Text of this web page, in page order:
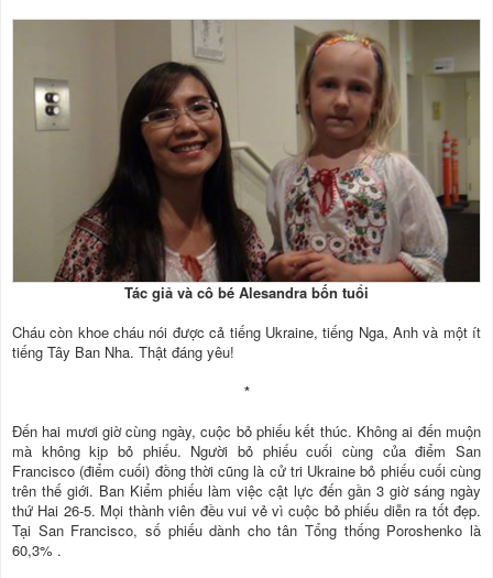
Tác giả và cô bé Alesandra bốn tuổi
Cháu còn khoe cháu nói được cả tiếng Ukraine, tiếng Nga, Anh và một ít
tiếng Tây Ban Nha. Thật đáng yêu!
*
Đến hai mươi giờ cùng ngày, cuộc bỏ phiếu kết thúc. Không ai đến muộn
mà không kịp bỏ phiếu. Người bỏ phiếu cuối cùng của điểm San
Francisco (điểm cuối) đồng thời cũng là cử tri Ukraine bỏ phiếu cuối cùng
trên thế giới. Ban Kiểm phiếu làm việc cật lực đến gần 3 giờ sáng ngày
thứ Hai 26-5. Mọi thành viên đều vui vẻ vì cuộc bỏ phiếu diễn ra tốt đẹp.
Tại San Francisco, số phiếu dành cho tân Tổng thống Poroshenko là
60,3% .